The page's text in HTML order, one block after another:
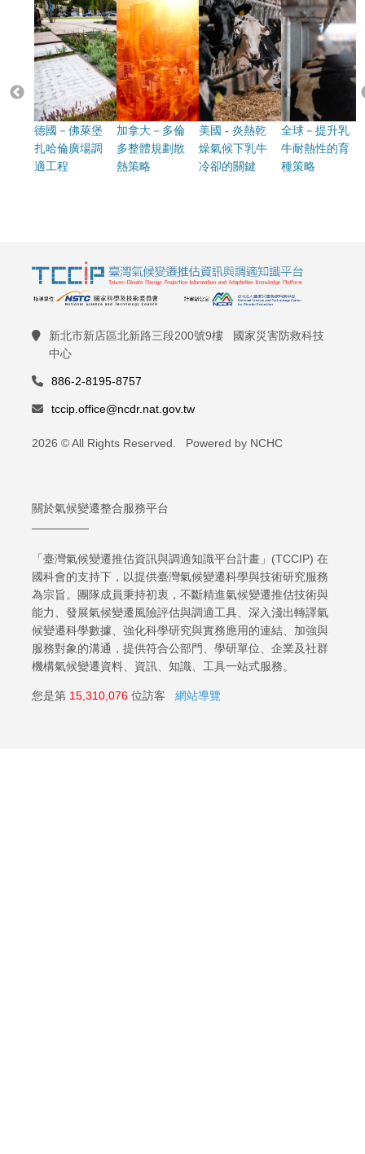
德國－佛萊堡
扎哈倫廣場調
適工程
加拿大－多倫
多整體規劃散
熱策略
美國 - 炎熱乾
燥氣候下乳牛
冷卻的關鍵
全球－提升乳
牛耐熱性的育
種策略
新北市新店區北新路三段200號9樓 國家災害防救科技
中心
886-2-8195-8757
tccip.office@ncdr.nat.gov.tw
2026 © All Rights Reserved. Powered by NCHC
關於氣候變遷整合服務平台
「臺灣氣候變遷推估資訊與調適知識平台計畫」(TCCIP) 在
國科會的支持下，以提供臺灣氣候變遷科學與技術研究服務
為宗旨。團隊成員秉持初衷，不斷精進氣候變遷推估技術與
能力、發展氣候變遷風險評估與調適工具、深入淺出轉譯氣
候變遷科學數據、強化科學研究與實務應用的連結、加強與
服務對象的溝通，提供符合公部門、學研單位、企業及社群
機構氣候變遷資料、資訊、知識、工具一站式服務。
您是第 15,310,076 位訪客 網站導覽